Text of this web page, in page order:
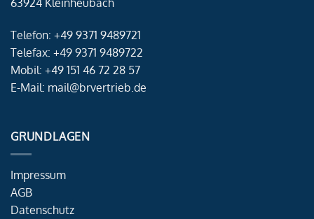
63924 Kleinheubach
Telefon: +49 9371 9489721
Telefax: +49 9371 9489722
Mobil: +49 151 46 72 28 57
E-Mail: mail@brvertrieb.de
GRUNDLAGEN
Impressum
AGB
Datenschutz